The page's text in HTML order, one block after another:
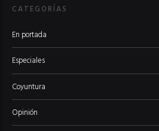
CATEGORÍAS
En portada
Especiales
Coyuntura
Opinión